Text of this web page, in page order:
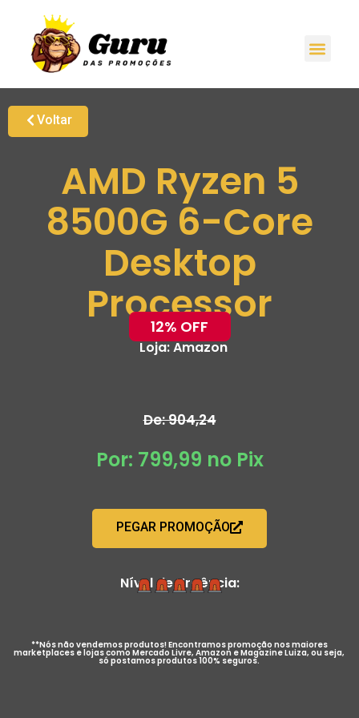
Voltar
AMD Ryzen 5
8500G 6-Core
Desktop
Processor
12% OFF
Loja:Amazon
De: 904,24
Por: 799,99 no Pix
PEGAR PROMOÇÃO
Nível de Urgência:
**Nós não vendemos produtos! Encontramos promoção nos maiores
marketplaces e lojas como Mercado Livre, Amazon e Magazine Luiza, ou seja,
só postamos produtos 100% seguros.